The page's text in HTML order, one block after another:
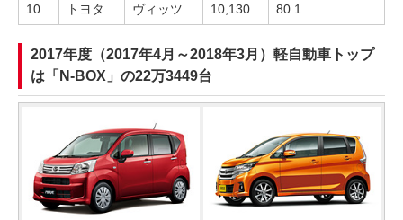
10 トヨタ ヴィッツ 10,130 80.1
2017年度（2017年4月～2018年3月）軽自動車トップ
は「N-BOX」の22万3449台